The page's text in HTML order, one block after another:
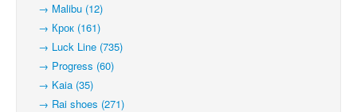
→ Malibu (12)
→ Крок (161)
→ Luck Line (735)
→ Progress (60)
→ Kaia (35)
→ Rai shoes (271)